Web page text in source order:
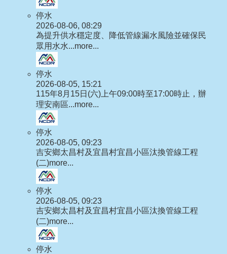
停水
2026-08-06, 08:29
為提升供水穩定度、降低管線漏水風險並確保民
眾用水水...more...
停水
2026-08-05, 15:21
115年8月15日(六)上午09:00時至17:00時止，辦
理安南區...more...
停水
2026-08-05, 09:23
吉安鄉太昌村及宜昌村宜昌小區汰換管線工程
(二)more...
停水
2026-08-05, 09:23
吉安鄉太昌村及宜昌村宜昌小區汰換管線工程
(二)more...
停水